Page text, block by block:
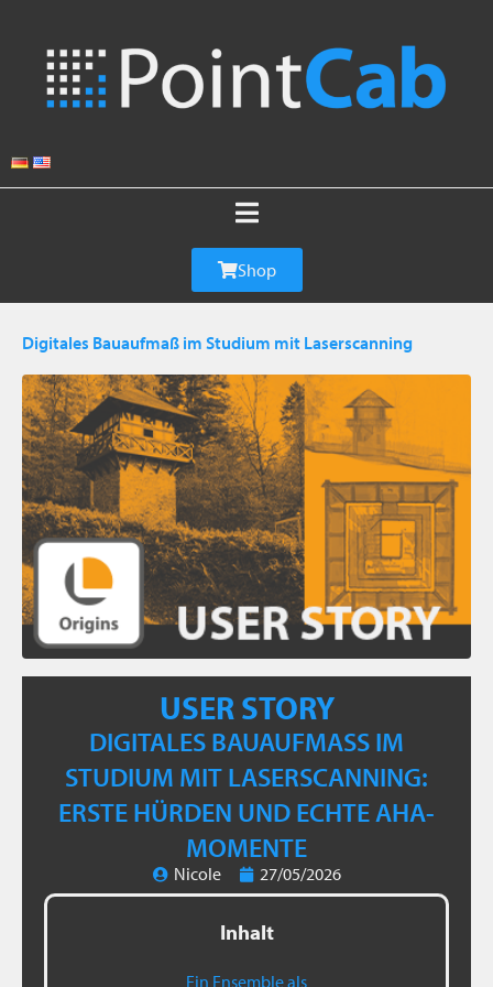
Shop
Digitales Bauaufmaß im Studium mit Laserscanning
USER STORY
DIGITALES BAUAUFMASS IM S
TUDIUM MIT LASERSCANNING: E
RSTE HÜRDEN UND ECHTE AHA-M
OMENTE
Nicole 27/05/2026
Inhalt
Ein Ensemble als